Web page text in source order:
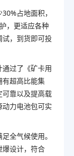
占地面积，
，更适应各种
试，到货即可投
过了《矿卡用
有超高比能集
可靠以及提高载
力电池包可实
全气候使用。
爆设计，符合